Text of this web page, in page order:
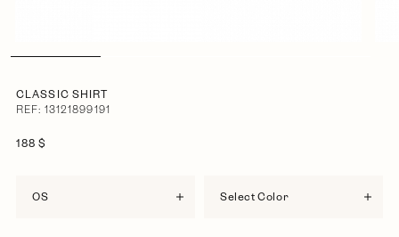
CLASSIC SHIRT
REF: 13121899191
188 $
OS Select Color